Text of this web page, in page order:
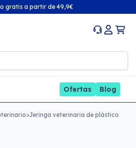
gratis a partir de 49,9€
Ofertas Blog
>Jeringa veterinaria de plástico